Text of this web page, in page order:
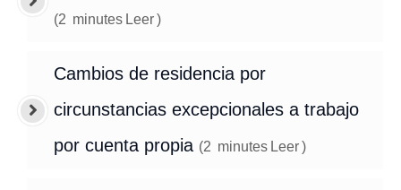
(2 minutes Leer)
Cambios de residencia por
circunstancias excepcionales a trabajo
por cuenta propia (2 minutes Leer)